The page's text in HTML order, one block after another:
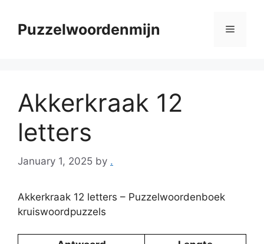
contentPuzzelwoordenmijn Menu
Akkerkraak 12
letters
January 1, 2025 by .
Akkerkraak 12 letters – Puzzelwoordenboek
kruiswoordpuzzels